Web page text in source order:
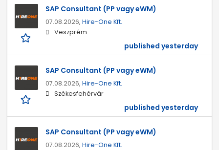
SAP Consultant (PP vagy eWM)
07.08.2026, Hire-One Kft.
Veszprém
published yesterday
SAP Consultant (PP vagy eWM)
07.08.2026, Hire-One Kft.
Székesfehérvár
published yesterday
SAP Consultant (PP vagy eWM)
07.08.2026, Hire-One Kft.